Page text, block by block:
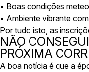
• Boas condições
• Ambiente vibrante
Por tudo isto, as
NÃO
PRÓXIMA
A boa notícia é que a